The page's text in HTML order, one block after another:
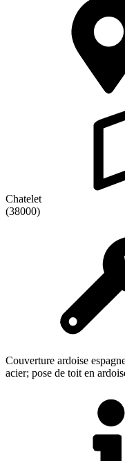
Chatelet
(38000)
Couverture ardoise
acier; pose de toit en